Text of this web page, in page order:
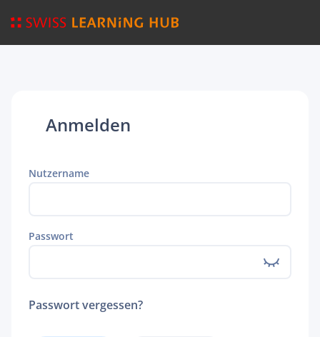
Anmelden
Nutzername
Passwort
Passwort vergessen?